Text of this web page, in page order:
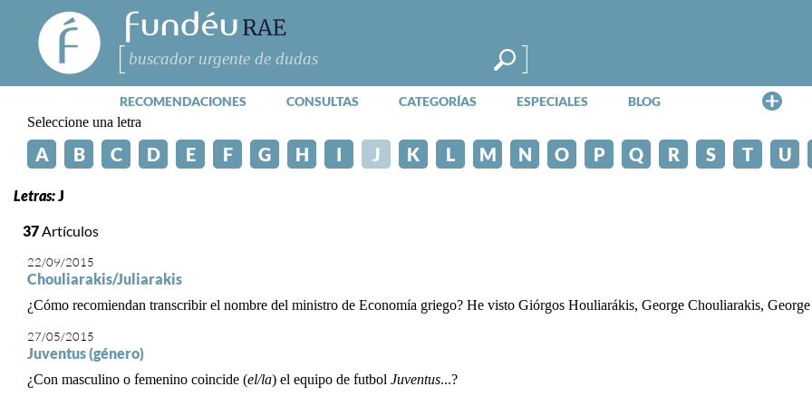
FundéuRAE
- Fundación
del Español
Urgente
Buscar
RECOMENDACIONES CONSULTAS CATEGORÍAS ESPECIALES BLOG
Seleccione una letra
A B C D E F G H I J K L M N O P Q R S T U
Letras:J
37Artículos
22/09/2015
Chouliarakis/Juliarakis
¿Cómo recomiendan transcribir el nombre del ministro de Economía griego? He visto Giórgos Houliarákis, George Chouliarakis,
27/05/2015
Juventus (género)
¿Con masculino o femenino coincide (el/la) el equipo de futbol Juventus...?